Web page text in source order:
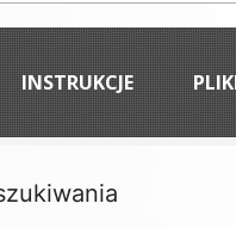
INSTRUKCJE